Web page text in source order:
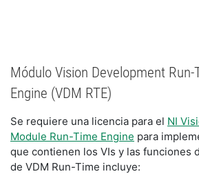
Módulo Vision Development Run-
Engine (VDM RTE)
Se requiere una licencia para el NI
Module Run-Time Engine para
que contienen los VIs y las funciones
de VDM Run-Time incluye: